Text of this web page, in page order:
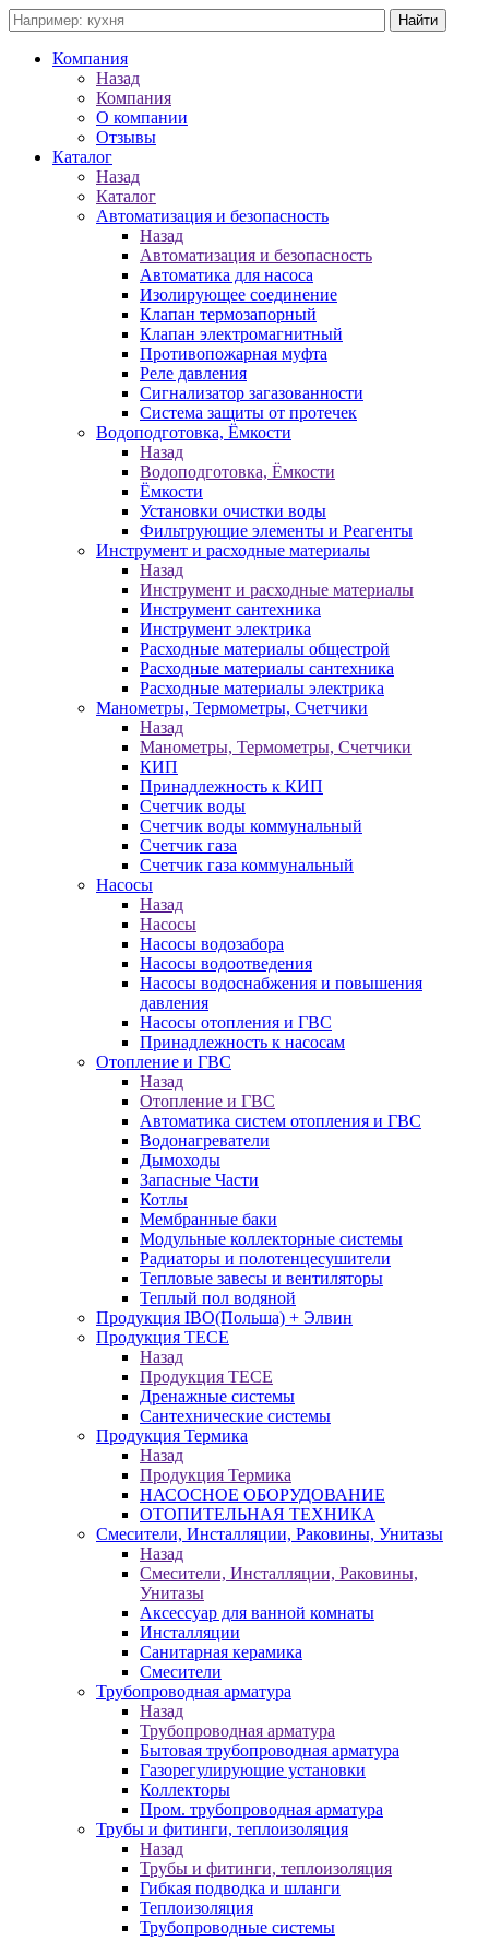
Компания
Назад
Компания
О компании
Отзывы
Каталог
Назад
Каталог
Автоматизация и безопасность
Назад
Автоматизация и безопасность
Автоматика для насоса
Изолирующее соединение
Клапан термозапорный
Клапан электромагнитный
Противопожарная муфта
Реле давления
Сигнализатор загазованности
Система защиты от протечек
Водоподготовка, Ёмкости
Назад
Водоподготовка, Ёмкости
Ёмкости
Установки очистки воды
Фильтрующие элементы и Реагенты
Инструмент и расходные материалы
Назад
Инструмент и расходные материалы
Инструмент сантехника
Инструмент электрика
Расходные материалы общестрой
Расходные материалы сантехника
Расходные материалы электрика
Манометры, Термометры, Счетчики
Назад
Манометры, Термометры, Счетчики
КИП
Принадлежность к КИП
Счетчик воды
Счетчик воды коммунальный
Счетчик газа
Счетчик газа коммунальный
Насосы
Назад
Насосы
Насосы водозабора
Насосы водоотведения
Насосы водоснабжения и повышения
давления
Насосы отопления и ГВС
Принадлежность к насосам
Отопление и ГВС
Назад
Отопление и ГВС
Автоматика систем отопления и ГВС
Водонагреватели
Дымоходы
Запасные Части
Котлы
Мембранные баки
Модульные коллекторные системы
Радиаторы и полотенцесушители
Тепловые завесы и вентиляторы
Теплый пол водяной
Продукция IBO(Польша) + Элвин
Продукция TECE
Назад
Продукция TECE
Дренажные системы
Сантехнические системы
Продукция Термика
Назад
Продукция Термика
НАСОСНОЕ ОБОРУДОВАНИЕ
ОТОПИТЕЛЬНАЯ ТЕХНИКА
Смесители, Инсталляции, Раковины, Унитазы
Назад
Смесители, Инсталляции, Раковины,
Унитазы
Аксессуар для ванной комнаты
Инсталляции
Санитарная керамика
Смесители
Трубопроводная арматура
Назад
Трубопроводная арматура
Бытовая трубопроводная арматура
Газорегулирующие установки
Коллекторы
Пром. трубопроводная арматура
Трубы и фитинги, теплоизоляция
Назад
Трубы и фитинги, теплоизоляция
Гибкая подводка и шланги
Теплоизоляция
Трубопроводные системы